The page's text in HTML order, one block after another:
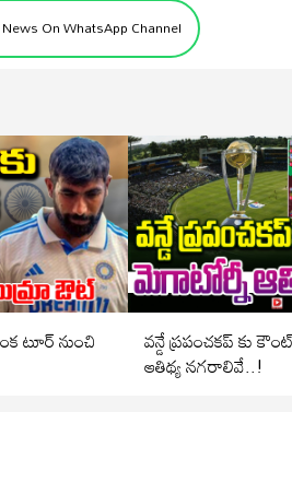
On WhatsApp Channel
వన్డే ప్రపంచకప్ కు
ఆతిథ్య నగరాలివే..!